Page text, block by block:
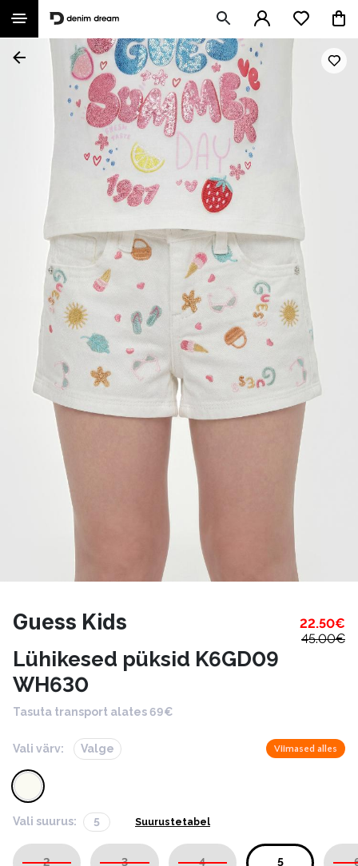
Guess Kids 22.50€
45.00€
Lühikesed püksid K6GD09
WH630
Tasuta transport alates 69€
Vali värv: Valge Viimased alles
Vali suurus: 5 Suurustetabel
2 3 4 5